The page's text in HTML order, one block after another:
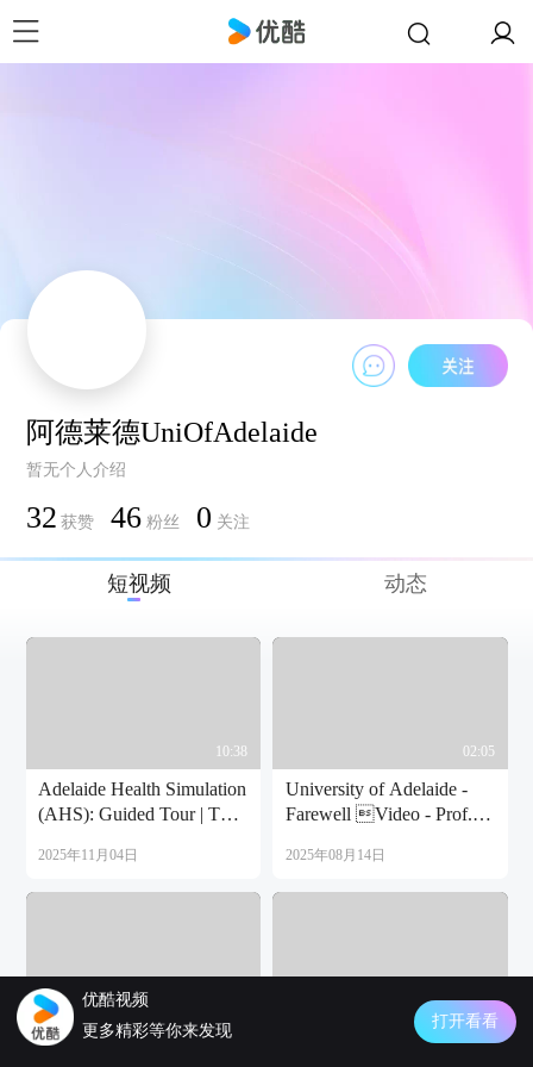
阿德莱德UniOfAdelaide
暂无个人介绍
32 获赞 46 粉丝 0 关注
短视频 动态
10:38
Adelaide Health Simulation
(AHS): Guided Tour | THE
ADELAIDE
2025年11月04日
02:05
University of Adelaide -
Farewell Video - Prof.
2025年08月14日
Master of Public Health
01:03
阿德莱德大学贺新春：
优酷视频
更多精彩等你来发现
打开看看